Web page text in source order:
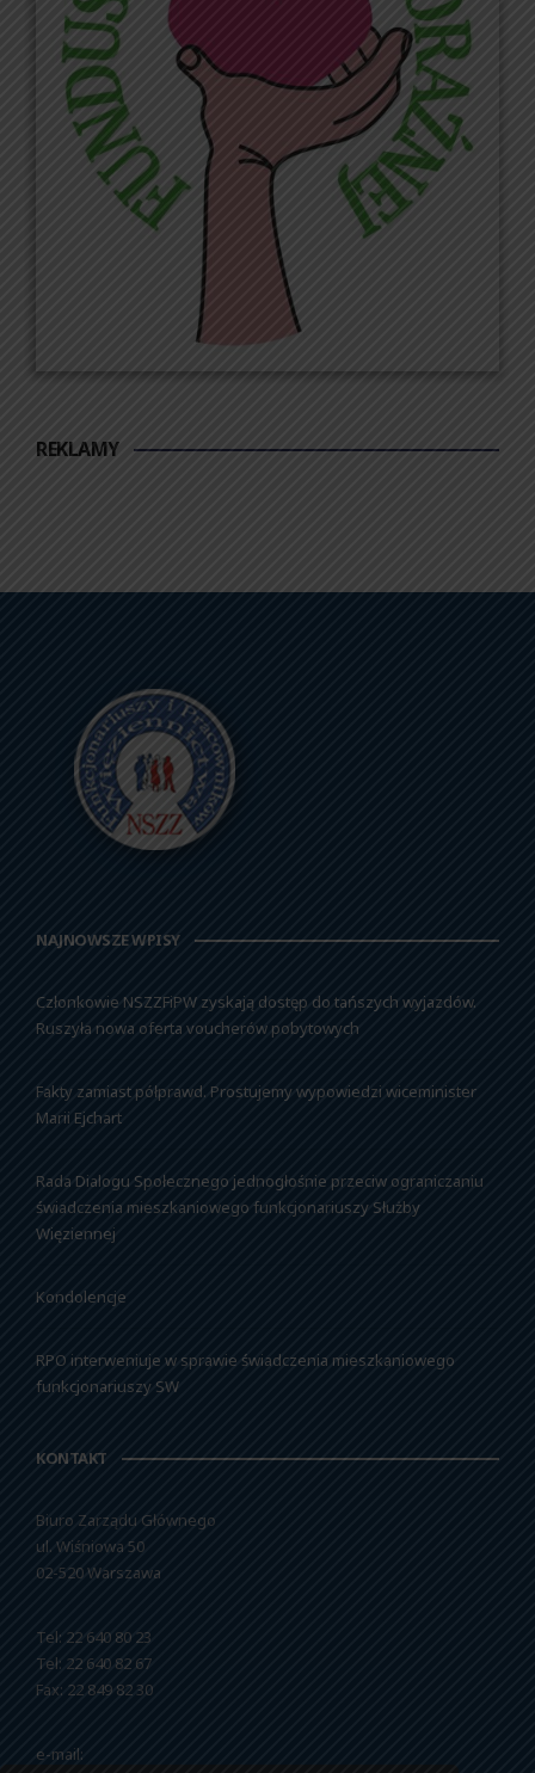
REKLAMY
NAJNOWSZE WPISY
Członkowie NSZZFiPW zyskają dostęp do tańszych wyjazdów.
Ruszyła nowa oferta voucherów pobytowych
Fakty zamiast półprawd. Prostujemy wypowiedzi wiceminister
Marii Ejchart
Rada Dialogu Społecznego jednogłośnie przeciw ograniczaniu
świadczenia mieszkaniowego funkcjonariuszy Służby
Więziennej
Kondolencje
RPO interweniuje w sprawie świadczenia mieszkaniowego
funkcjonariuszy SW
KONTAKT
Biuro Zarządu Głównego
ul. Wiśniowa 50
02-520 Warszawa
Tel: 22 640 80 23
Tel: 22 640 82 67
Fax: 22 849 82 30
e-mail: